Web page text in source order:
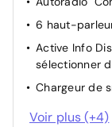
Appuis
6 haut-
Active Info
sélectionner
Chargeur de
Commande
Voir plus (+4)